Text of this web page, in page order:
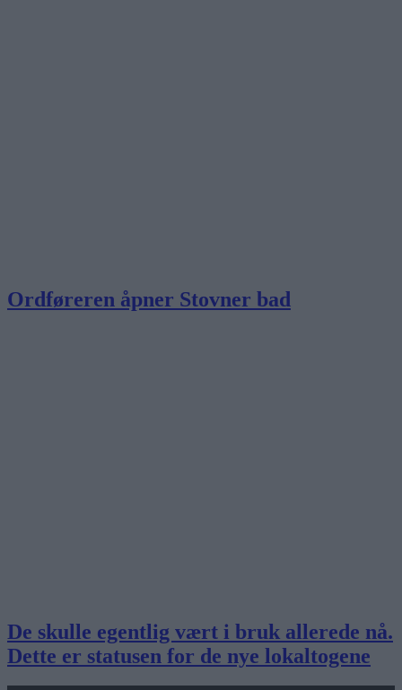
Ordføreren åpner Stovner bad
De skulle egentlig vært i bruk allerede nå.
Dette er statusen for de nye lokaltogene